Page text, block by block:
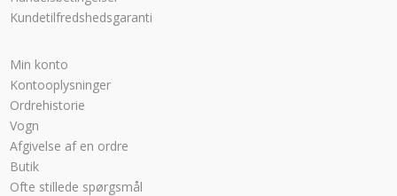
Kundetilfredshedsgaranti
Min konto
Kontooplysninger
Ordrehistorie
Vogn
Afgivelse af en ordre
Butik
Ofte stillede spørgsmål